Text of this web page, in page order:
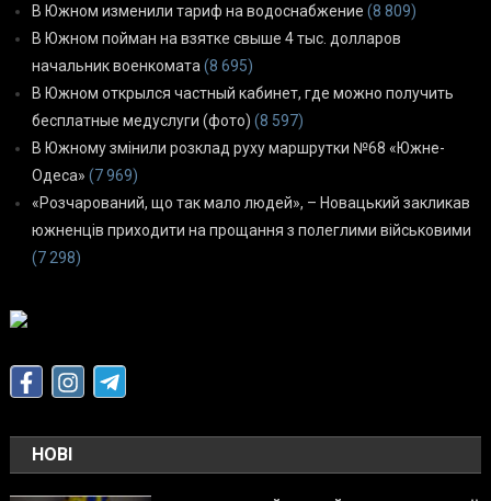
В Южном изменили тариф на водоснабжение (8 809)
В Южном пойман на взятке свыше 4 тыс. долларов
начальник военкомата (8 695)
В Южном открылся частный кабинет, где можно получить
бесплатные медуслуги (фото) (8 597)
В Южному змінили розклад руху маршрутки №68 «Южне-
Одеса» (7 969)
«Розчарований, що так мало людей», – Новацький закликав
южненців приходити на прощання з полеглими військовими
(7 298)
НОВІ